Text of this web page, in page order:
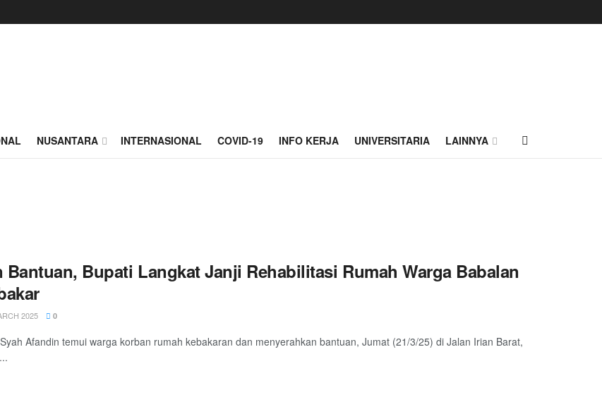
NUSANTARA INTERNASIONAL COVID-19 INFO KERJA UNIVERSITARIA LAINNYA
Bantuan, Bupati Langkat Janji Rehabilitasi Rumah Warga Babalan
2025 0
Afandin temui warga korban rumah kebakaran dan menyerahkan bantuan, Jumat (21/3/25) di Jalan Irian Barat,